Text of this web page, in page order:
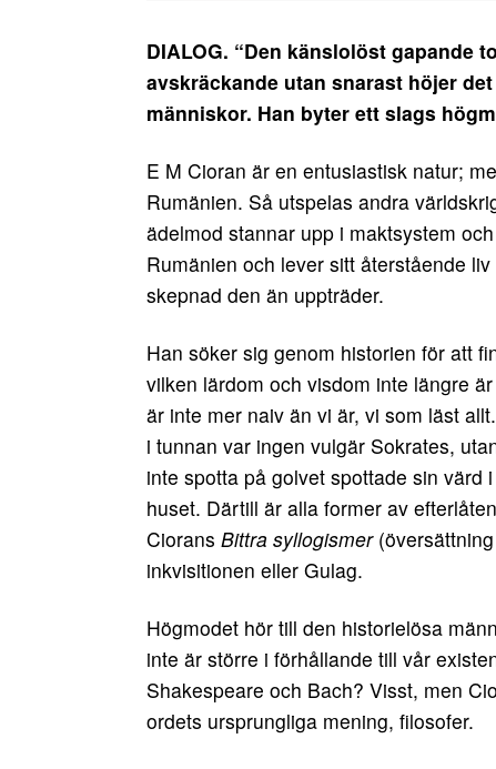
DIALOG. “Den känslolöst gapande
avskräckande utan snarast höjer
människor. Han byter ett slags
E M Cioran är en entusiastisk natur;
Rumänien. Så utspelas andra
ädelmod stannar upp i maktsystem
Rumänien och lever sitt återstående
skepnad den än uppträder.
Han söker sig genom historien för att
vilken lärdom och visdom inte längre
är inte mer naiv än vi är, vi som läst
i tunnan var ingen vulgär Sokrates,
inte spotta på golvet spottade sin värd
huset. Därtill är alla former av
Ciorans Bittra syllogismer
inkvisitionen eller Gulag.
Högmodet hör till den historielösa
inte är större i förhållande till vår
Shakespeare och Bach? Visst, men
ordets ursprungliga mening, filosofer.